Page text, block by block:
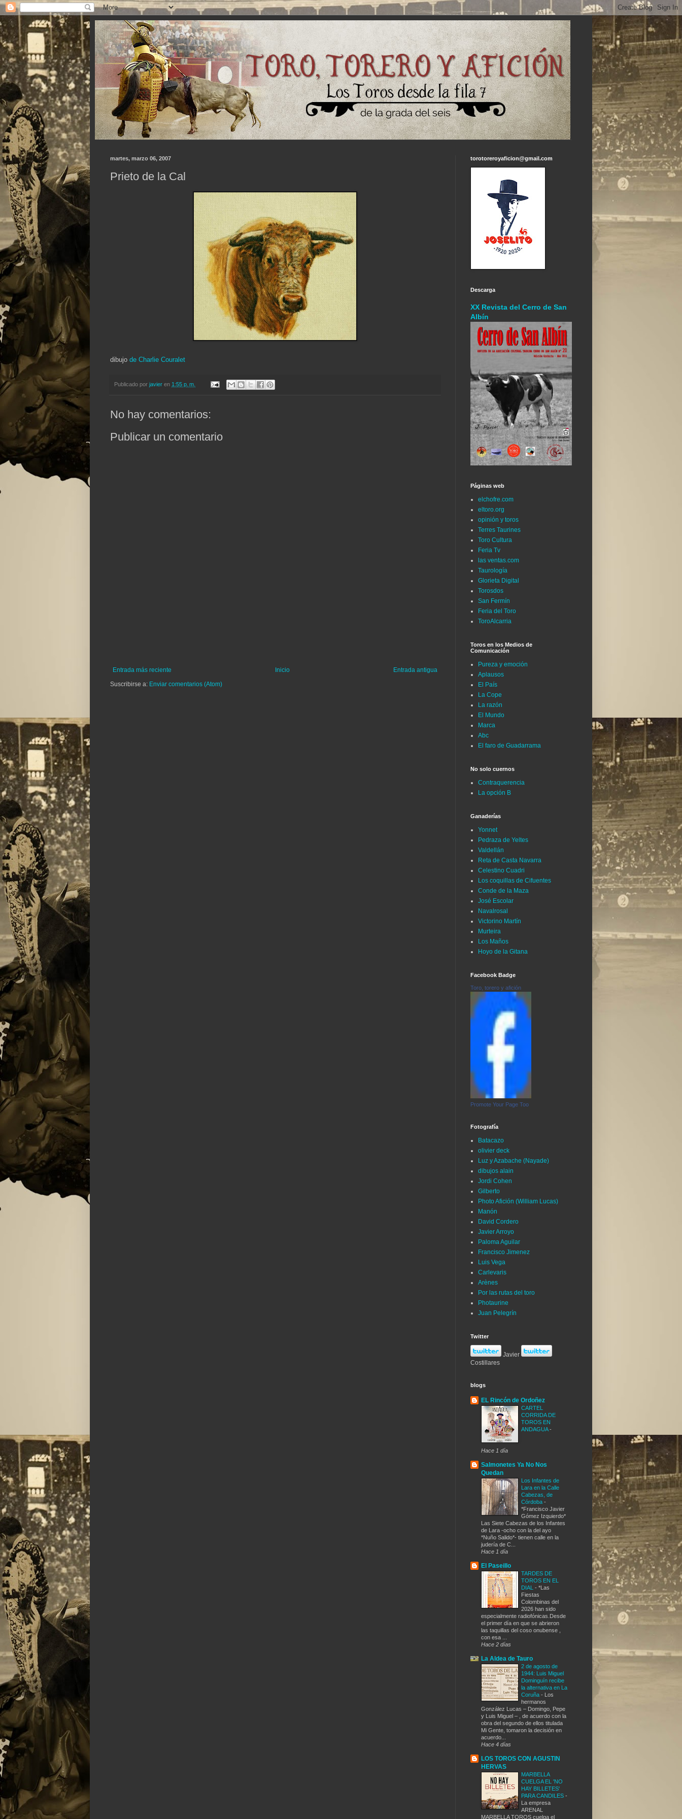
martes, marzo 06, 2007
Prieto de la Cal
dibujo de Charlie Couralet
Publicado por javier en 1:55 p. m.
No hay comentarios:
Publicar un comentario
Entrada más reciente Entrada antigua
Inicio
Suscribirse a: Enviar comentarios (Atom)
torotoreroyaficion@gmail.com
Descarga
XX Revista del Cerro de San
Albín
Páginas web
elchofre.com
eltoro.org
opinión y toros
Terres Taurines
Toro Cultura
Feria Tv
las ventas.com
Taurología
Glorieta Digital
Torosdos
San Fermín
Feria del Toro
ToroAlcarria
Toros en los Medios de
Comunicación
Pureza y emoción
Aplausos
El País
La Cope
La razón
El Mundo
Marca
Abc
El faro de Guadarrama
No solo cuernos
Contraquerencia
La opción B
Ganaderías
Yonnet
Pedraza de Yeltes
Valdellán
Reta de Casta Navarra
Celestino Cuadri
Los coquillas de Cifuentes
Conde de la Maza
José Escolar
Navalrosal
Victorino Martín
Murteira
Los Maños
Hoyo de la Gitana
Facebook Badge
Toro, torero y afición
Promote Your Page Too
Fotografía
Batacazo
olivier deck
Luz y Azabache (Nayade)
dibujos alain
Jordi Cohen
Gilberto
Photo Afición (William Lucas)
Manón
David Cordero
Javier Arroyo
Paloma Aguilar
Francisco Jimenez
Luis Vega
Carlevaris
Arènes
Por las rutas del toro
Photaurine
Juan Pelegrín
Twitter
Javier
Costillares
blogs
EL Rincón de Ordoñez
CARTEL
CORRIDA DE
TOROS EN
ANDAGUA-
Hace 1 día
Salmonetes Ya No Nos
Quedan
Los Infantes de
Lara en la Calle
Cabezas, de
Córdoba -
*Francisco Javier
Gómez Izquierdo*
Las Siete Cabezas de los Infantes
de Lara -ocho con la del ayo
*Nuño Salido*- tienen calle en la
judería de C...
Hace 1 día
El Paseillo
TARDES DE
TOROS EN EL
DIAL - *Las
Fiestas
Colombinas del
2026 han sido
especialmente radiofónicas.Desde
el primer día en que se abrieron
las taquillas del coso onubense ,
con esa ...
Hace 2 días
La Aldea de Tauro
2 de agosto de
1944: Luis Miguel
Dominguín recibe
la alternativa en La
Coruña - Los
hermanos
González Lucas – Domingo, Pepe
y Luis Miguel – , de acuerdo con la
obra del segundo de ellos titulada
Mi Gente, tomaron la decisión en
acuerdo...
Hace 4 días
LOS TOROS CON AGUSTIN
HERVAS
MARBELLA
CUELGA EL 'NO
HAY BILLETES'
PARA CANDILES -
La empresa
ARENAL
MARBELLA TOROS cuelga el